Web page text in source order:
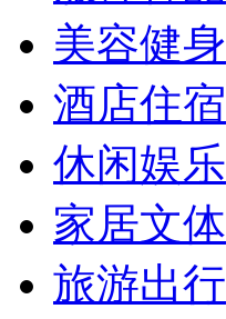
美容健身
酒店住宿
休闲娱乐
家居文体
旅游出行